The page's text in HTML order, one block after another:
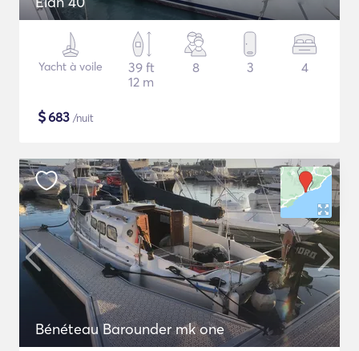
Yacht à voile
39 ft
12 m
8 3 4
$683 /nuit
Bénéteau Barounder mk one